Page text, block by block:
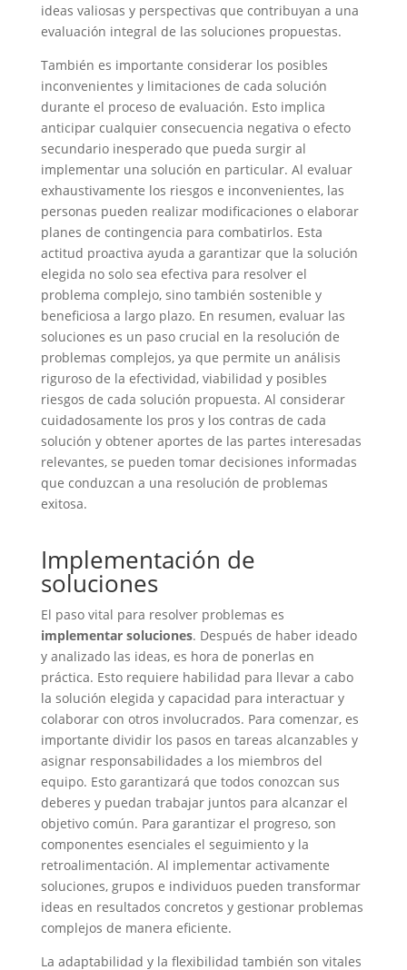
ideas valiosas y perspectivas que contribuyan a una
evaluación integral de las soluciones propuestas.
También es importante considerar los posibles
inconvenientes y limitaciones de cada solución
durante el proceso de evaluación. Esto implica
anticipar cualquier consecuencia negativa o efecto
secundario inesperado que pueda surgir al
implementar una solución en particular. Al evaluar
exhaustivamente los riesgos e inconvenientes, las
personas pueden realizar modificaciones o elaborar
planes de contingencia para combatirlos. Esta
actitud proactiva ayuda a garantizar que la solución
elegida no solo sea efectiva para resolver el
problema complejo, sino también sostenible y
beneficiosa a largo plazo. En resumen, evaluar las
soluciones es un paso crucial en la resolución de
problemas complejos, ya que permite un análisis
riguroso de la efectividad, viabilidad y posibles
riesgos de cada solución propuesta. Al considerar
cuidadosamente los pros y los contras de cada
solución y obtener aportes de las partes interesadas
relevantes, se pueden tomar decisiones informadas
que conduzcan a una resolución de problemas
exitosa.
Implementación de
soluciones
El paso vital para resolver problemas es
implementar soluciones. Después de haber ideado
y analizado las ideas, es hora de ponerlas en
práctica. Esto requiere habilidad para llevar a cabo
la solución elegida y capacidad para interactuar y
colaborar con otros involucrados. Para comenzar, es
importante dividir los pasos en tareas alcanzables y
asignar responsabilidades a los miembros del
equipo. Esto garantizará que todos conozcan sus
deberes y puedan trabajar juntos para alcanzar el
objetivo común. Para garantizar el progreso, son
componentes esenciales el seguimiento y la
retroalimentación. Al implementar activamente
soluciones, grupos e individuos pueden transformar
ideas en resultados concretos y gestionar problemas
complejos de manera eficiente.
La adaptabilidad y la flexibilidad también son vitales